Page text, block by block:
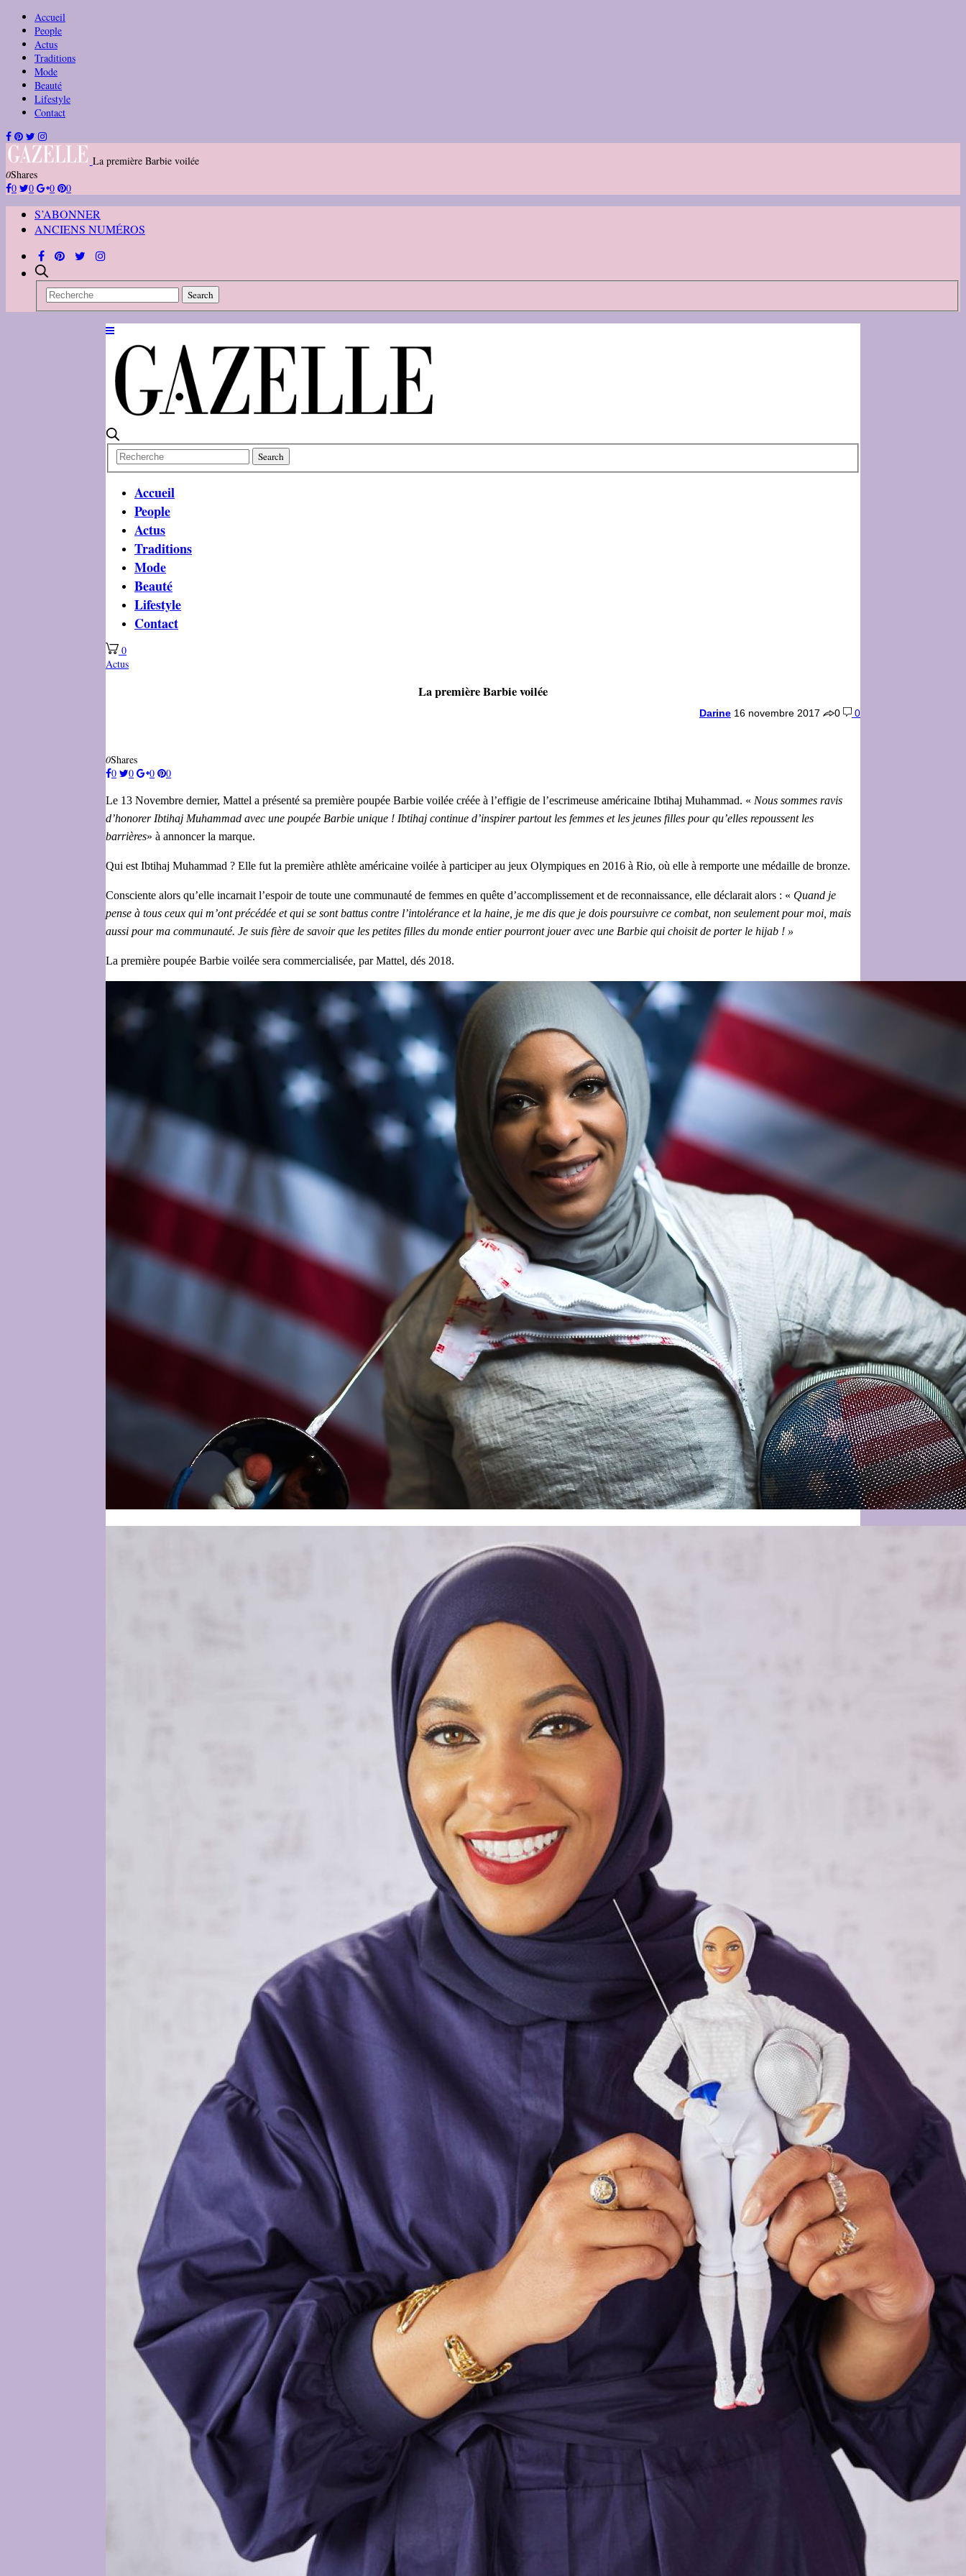
Accueil
People
Actus
Traditions
Mode
Beauté
Lifestyle
Contact
La première Barbie voilée
0Shares
0
0 0 0
S’ABONNER
ANCIENS NUMÉROS
Accueil
People
Actus
Traditions
Mode
Beauté
Lifestyle
Contact
0
Actus
La première Barbie voilée
Darine 16 novembre 2017 0 0
0Shares
0
0 0 0
Le 13 Novembre dernier, Mattel a présenté sa première poupée Barbie voilée créée à l’effigie de l’escrimeuse américaine Ibtihaj Muhammad. « Nous sommes ravis
d’honorer Ibtihaj Muhammad avec une poupée Barbie unique ! Ibtihaj continue d’inspirer partout les femmes et les jeunes filles pour qu’elles repoussent les
barrières» à annoncer la marque.
Qui est Ibtihaj Muhammad ? Elle fut la première athlète américaine voilée à participer au jeux Olympiques en 2016 à Rio, où elle à remporte une médaille de bronze.
Consciente alors qu’elle incarnait l’espoir de toute une communauté de femmes en quête d’accomplissement et de reconnaissance, elle déclarait alors : « Quand je
pense à tous ceux qui m’ont précédée et qui se sont battus contre l’intolérance et la haine, je me dis que je dois poursuivre ce combat, non seulement pour moi, mais
aussi pour ma communauté. Je suis fière de savoir que les petites filles du monde entier pourront jouer avec une Barbie qui choisit de porter le hijab ! »
La première poupée Barbie voilée sera commercialisée, par Mattel, dés 2018.